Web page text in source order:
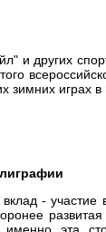
и других
играх в
-